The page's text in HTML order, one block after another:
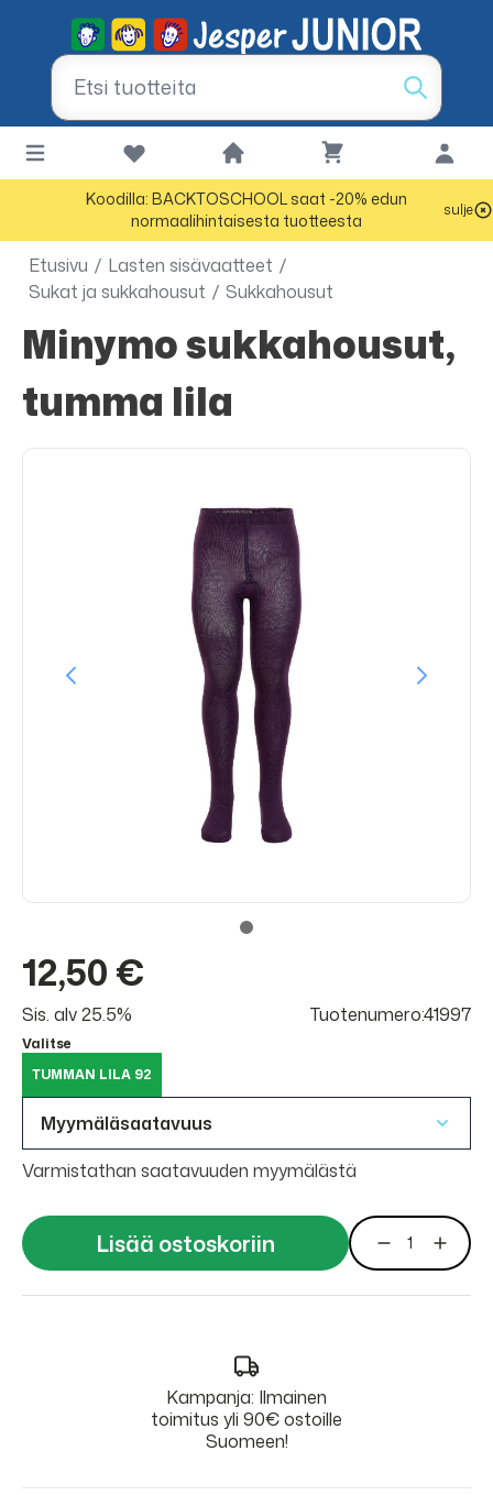
Koodilla: BACKTOSCHOOL saat -20% edun
normaalihintaisesta tuotteesta
sulje
Etusivu / Lasten sisävaatteet /
Sukat ja sukkahousut / Sukkahousut
Minymo sukkahousut,
tumma lila
12,50 €
Sis. alv 25.5% Tuotenumero:41997
Valitse
TUMMAN LILA 92
Myymäläsaatavuus
Varmistathan saatavuuden myymälästä
Lisää ostoskoriin
Kampanja: Ilmainen
toimitus yli 90€ ostoille
Suomeen!